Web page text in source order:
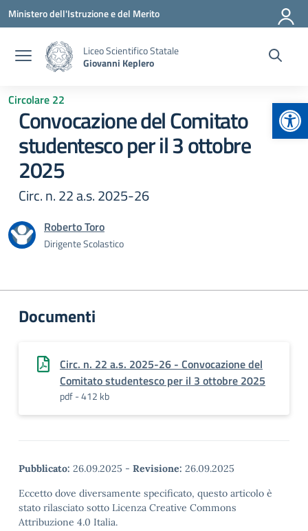
Vai ai contenuti
Vai al menu di navigazione
Vai al footer
Ministero dell'Istruzione e del Merito
Liceo Scientifico Statale
Giovanni Keplero
Circolare 22
Convocazione del Comitato
studentesco per il 3 ottobre
2025
Circ. n. 22 a.s. 2025-26
Roberto Toro
Dirigente Scolastico
Documenti
Circ. n. 22 a.s. 2025-26 - Convocazione del
Comitato studentesco per il 3 ottobre 2025
pdf - 412 kb
Pubblicato: 26.09.2025 - Revisione: 26.09.2025
Eccetto dove diversamente specificato, questo articolo è
stato rilasciato sotto Licenza Creative Commons
Attribuzione 4.0 Italia.